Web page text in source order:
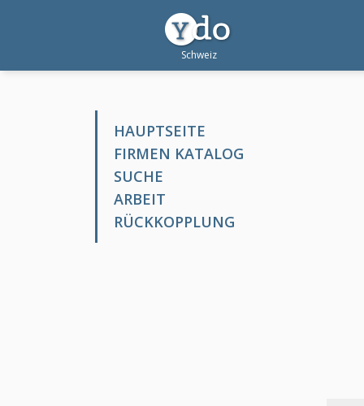
HAUPTSEITE
FIRMEN KATALOG
SUCHE
ARBEIT
RÜCKKOPPLUNG